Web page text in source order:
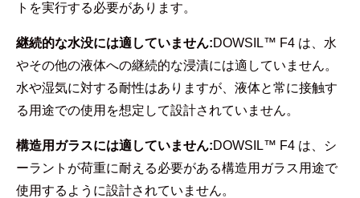
トを実行する必要があります。
継続的な水没には適していません:DOWSIL™ F4 は、水
やその他の液体への継続的な浸漬には適していません。
水や湿気に対する耐性はありますが、液体と常に接触す
る用途での使用を想定して設計されていません。
構造用ガラスには適していません:DOWSIL™ F4 は、シ
ーラントが荷重に耐える必要がある構造用ガラス用途で
使用するように設計されていません。